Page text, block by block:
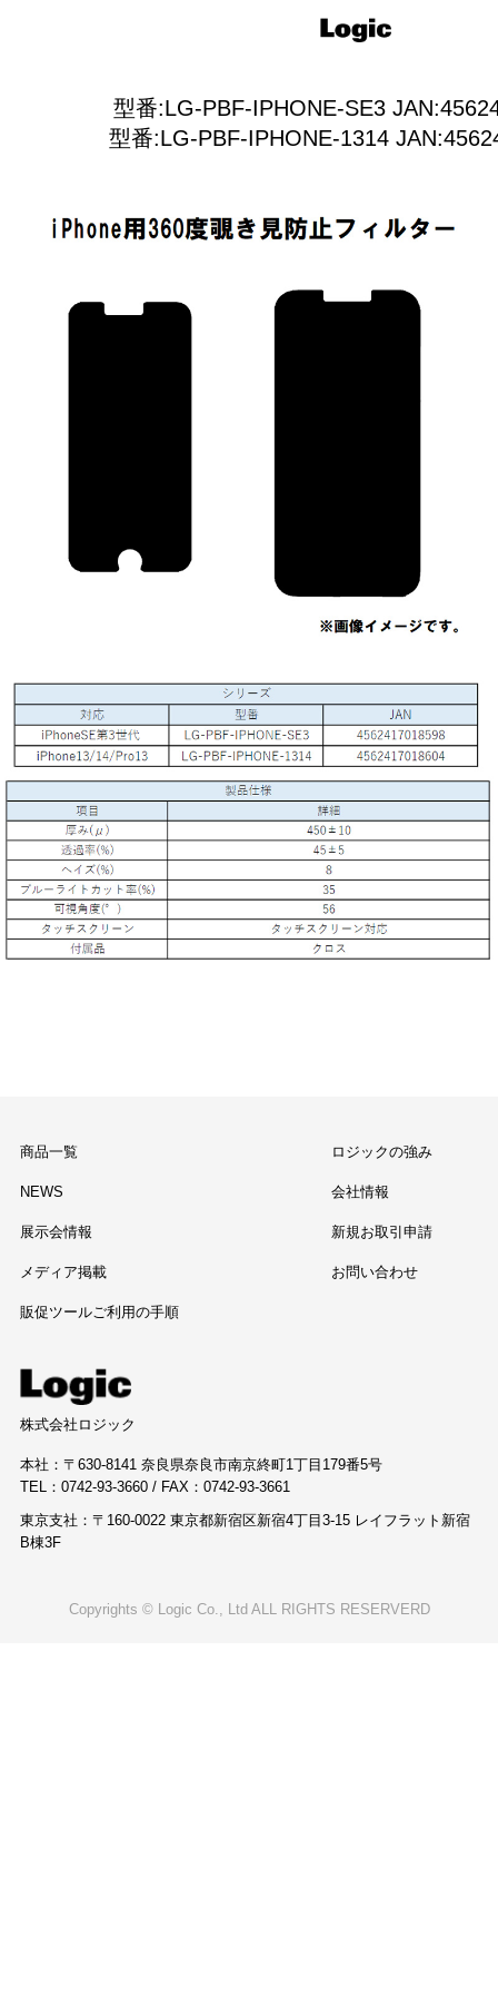
型番:LG-PBF-IPHONE-SE3
型番:LG-PBF-IPHONE-1314
商品一覧
NEWS
展示会情報
メディア掲載
販促ツールご利用の手順
ロジックの強み
会社情報
新規お取引申請
お問い合わせ
株式会社ロジック
本社：〒630-8141 奈良県奈良市南京終町1丁目179番5号
TEL：0742-93-3660 / FAX：0742-93-3661
東京支社：〒160-0022 東京都新宿区新宿4丁目3-15 レイフラット新宿
B棟3F
Copyrights © Logic Co., Ltd ALL RIGHTS RESERVERD